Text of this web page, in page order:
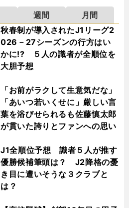
週間
月間
秋春制が導入されたJ1リーグ2
026－27シーズンの行方はい
かに!? ５人の識者が全順位を
大胆予想
「お前がラクして生意気だな」
「あいつ若いくせに」厳しい言
葉を浴びせられるも佐藤慎太郎
が貫いた誇りとファンへの思い
J1全順位予想 識者５人が推す
優勝候補筆頭は？ J2降格の憂
き目に遭いそうな３クラブと
は？